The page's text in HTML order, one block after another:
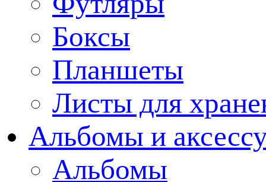
Боксы
Планшеты
Листы для
Альбомы и
Альбомы